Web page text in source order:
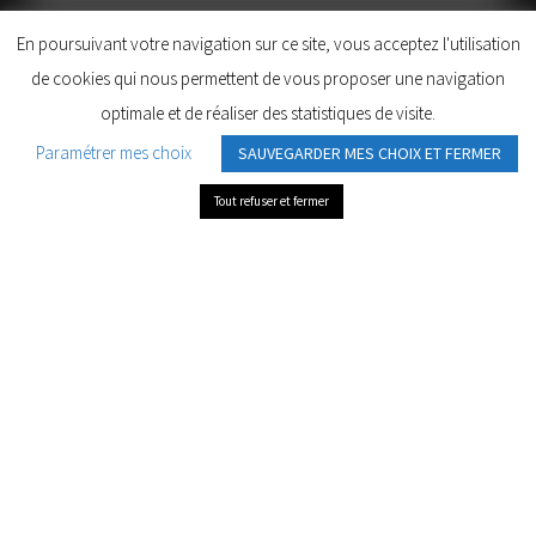
 Tél
03 29 79 69 62
En poursuivant votre navigation sur ce site, vous acceptez l'utilisation
de cookies qui nous permettent de vous proposer une navigation
optimale et de réaliser des statistiques de visite.
Paramétrer mes choix
SAUVEGARDER MES CHOIX ET FERMER
Tout refuser et fermer